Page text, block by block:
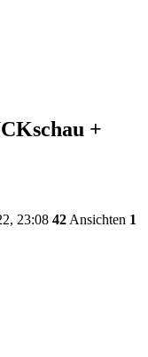
+
23:08 42 Ansichten 1